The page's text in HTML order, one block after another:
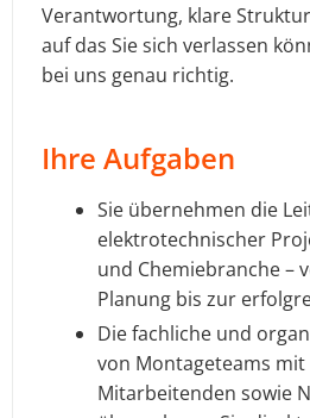
Verantwortung, klare
auf das Sie sich verlassen
bei uns genau richtig.
Ihre Aufgaben
Sie übernehmen die
elektrotechnischer
und Chemiebranche –
Planung bis zur
Die fachliche und
von Montageteams mit
Mitarbeitenden sowie